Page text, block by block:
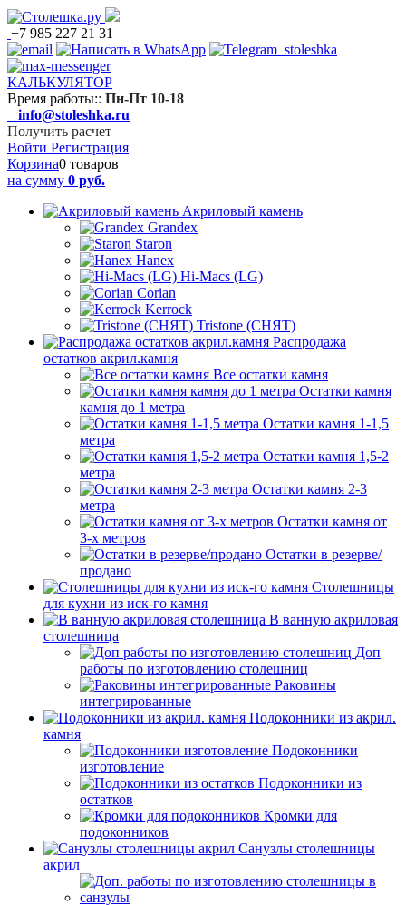
+7 985 227 21 31
КАЛЬКУЛЯТОР
Время работы:: Пн-Пт 10-18
info@stoleshka.ru
Получить расчет
Войти Регистрация
Корзина0 товаров
на сумму 0 руб.
Акриловый камень
Grandex
Staron
Hanex
Hi-Macs (LG)
Corian
Kerrock
Tristone (СНЯТ)
Распродажа
остатков акрил.камня
Все остатки камня
Остатки камня
камня до 1 метра
Остатки камня 1-1,5
метра
Остатки камня 1,5-2
метра
Остатки камня 2-3
метра
Остатки камня от
3-х метров
Остатки в резерве/
продано
Столешницы
для кухни из иск-го камня
В ванную акриловая
столешница
Доп
работы по изготовлению столешниц
Раковины
интегрированные
Подоконники из акрил.
камня
Подоконники
изготовление
Подоконники из
остатков
Кромки для
подоконников
Санузлы столешницы
акрил